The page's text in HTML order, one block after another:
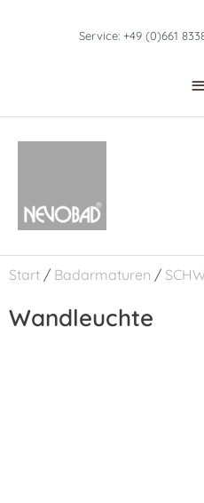
Service: +49 (0)661
Start / Badarmaturen /
Wandleuchte